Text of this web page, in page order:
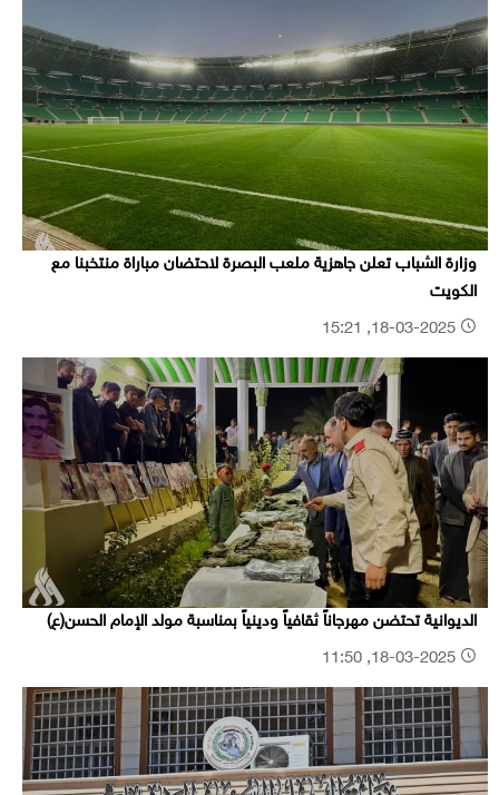
وزارة الشباب تعلن جاهزية ملعب البصرة لاحتضان مباراة منتخبنا مع
الكويت
الديوانية تحتضن مهرجاناً ثقافياً ودينياً بمناسبة مولد الإمام الحسن(ع)